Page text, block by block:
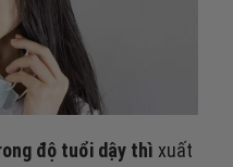
độ tuổi dậy thì xuất